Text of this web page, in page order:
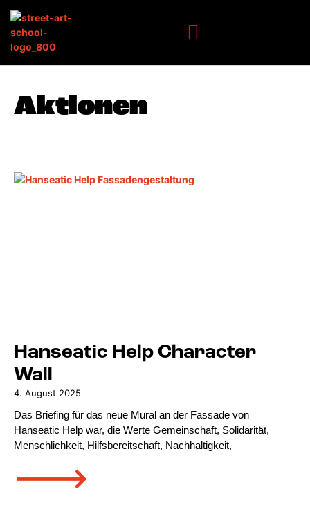
Aktionen
Hanseatic Help Character
Wall
4. August 2025
Das Briefing für das neue Mural an der Fassade von
Hanseatic Help war, die Werte Gemeinschaft, Solidarität,
Menschlichkeit, Hilfsbereitschaft, Nachhaltigkeit,
🡒